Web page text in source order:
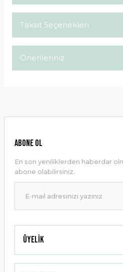
Taksit Seçenekleri
Önerileriniz
Ürün resmi kalitesiz, bozuk veya
Ürün bilgilerinde hatalar
Ürün fiyatı diğer sitelerden daha
Bu ürüne benzer farklı alternatifler
Gönder
Üyelik
ABONE OL
En son yeniliklerden haberdar
abone olabilirsiniz.